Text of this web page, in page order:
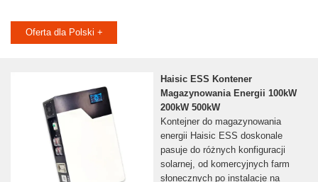
Oferta dla Polski +
Haisic ESS Kontener
Magazynowania Energii 100kW
200kW 500kW
Kontejner do magazynowania
energii Haisic ESS doskonale
pasuje do różnych konfiguracji
solarnej, od komercyjnych farm
słonecznych po instalacje na